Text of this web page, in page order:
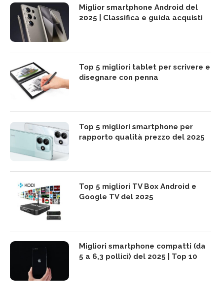
Miglior smartphone Android del
2025 | Classifica e guida acquisti
Top 5 migliori tablet per scrivere e
disegnare con penna
Top 5 migliori smartphone per
rapporto qualità prezzo del 2025
Top 5 migliori TV Box Android e
Google TV del 2025
Migliori smartphone compatti (da
5 a 6,3 pollici) del 2025 | Top 10